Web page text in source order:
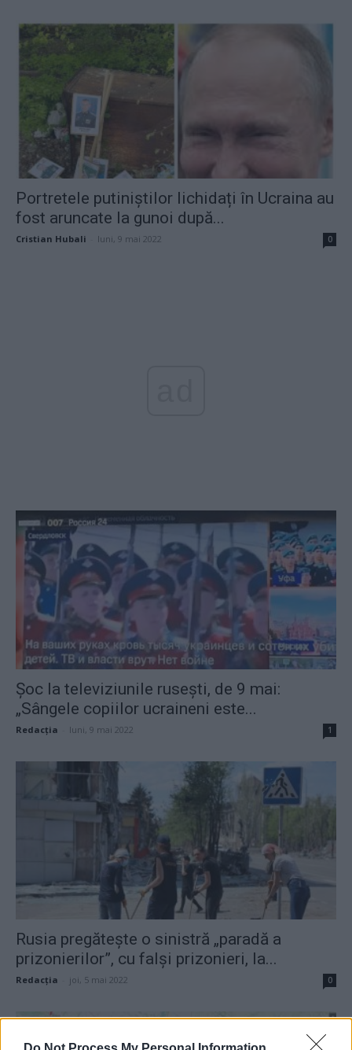
Portretele putiniștilor lichidați în Ucraina au
fost aruncate la gunoi după...
Cristian Hubali luni, 9 mai 2022 0
Șoc la televiziunile rusești, de 9 mai:
„Sângele copiilor ucraineni este...
Redacţia luni, 9 mai 2022 1
Rusia pregătește o sinistră „paradă a
prizonierilor”, cu falși prizonieri, la...
Redacţia joi, 5 mai 2022 0